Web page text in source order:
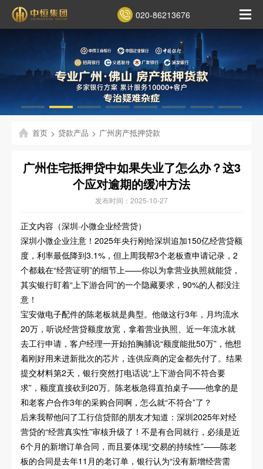
020-86213676
首页 > 贷款产品 > 广州房产抵押贷款
广州住宅抵押贷中如果失业了怎么办？这3
个应对逾期的缓冲方法
发布时间：2025-10-27
正文内容（深圳·小微企业经营贷）
深圳小微企业注意！2025年央行刚给深圳追加150亿经营贷额
度，利率最低降到3.1%，但上周我帮3个老板查申请记录，2
个都栽在“经营证明”的细节上——你以为拿营业执照就能贷，
其实银行盯着“上下游合同”的一个隐藏要求，90%的人都没注
意！
宝安做电子配件的陈老板就是典型。他做这行3年，月均流水
20万，听说经营贷额度放宽，拿着营业执照、近一年流水就
去工行申请，客户经理一开始拍胸脯说“额度能批50万”，他想
着刚好用来进新批次的芯片，连供应商的定金都先付了。结果
提交材料第2天，银行突然打电话说“上下游合同不符合要
求”，额度直接砍到20万。陈老板急得直拍桌子——他拿的是
和老客户合作3年的采购合同啊，怎么就“不符合”了？
后来我帮他问了工行信贷部的朋友才知道：深圳2025年对经
营贷的“经营真实性”审核升级了！不是有合同就行，必须是近
6个月的新增订单合同，而且要体现“交易的持续性”——陈老
板的合同是去年11月的老订单，银行认为“没有新增经营需